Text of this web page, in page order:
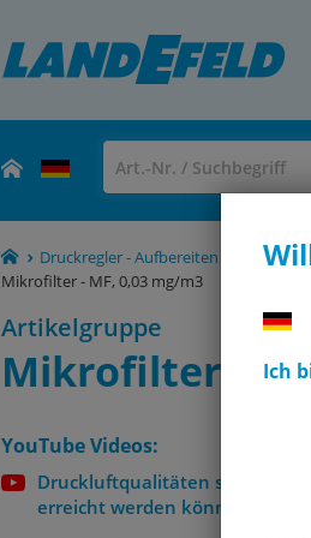
Ich
Druckregler - Aufbereiten -
Mikrofilter - MF, 0,03 mg/m3
Artikelgruppe
Mikrofilter -
YouTube Videos:
Druckluftqualitäten sowie
erreicht werden können!